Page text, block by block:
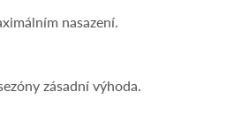
nasazení.
zásadní výhoda.